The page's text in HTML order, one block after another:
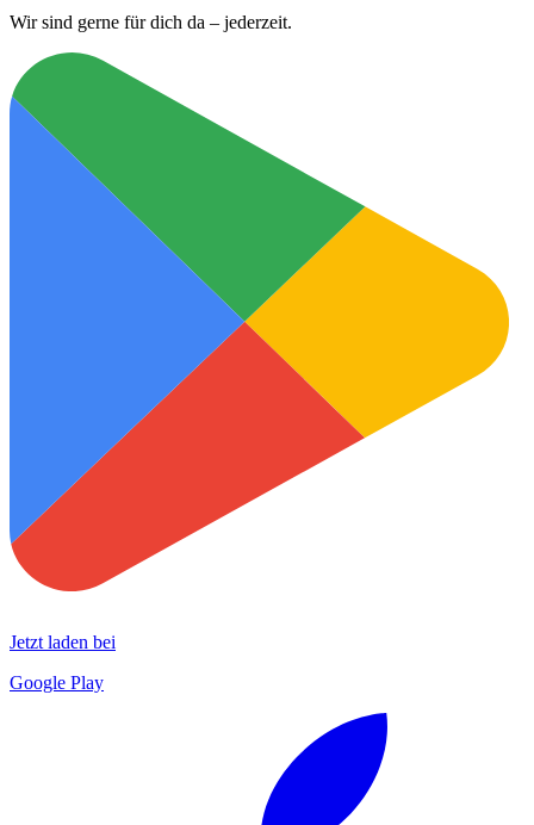
Wir sind gerne für dich da – jederzeit.
Jetzt laden bei
Google Play